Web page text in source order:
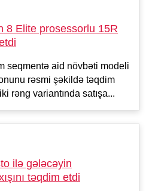
8 Elite prosessorlu 15R
seqmentə aid növbəti modeli
rəsmi şəkildə təqdim
rəng variantında satışa...
ilə gələcəyin
təqdim etdi